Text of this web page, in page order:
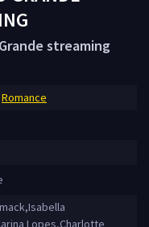
streaming
Romance
Lopes,Charlotte